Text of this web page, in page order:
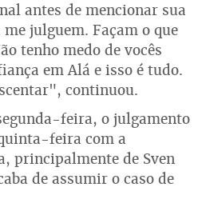
antes de mencionar sua
julguem. Façam o que
tenho medo de vocês
em Alá e isso é tudo.
continuou.
feira, o julgamento
feira com a
principalmente de Sven
de assumir o caso de